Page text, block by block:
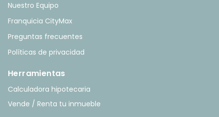
Nuestro Equipo
Franquicia CityMax
Preguntas frecuentes
Políticas de privacidad
Herramientas
Calculadora hipotecaria
Vende / Renta tu inmueble